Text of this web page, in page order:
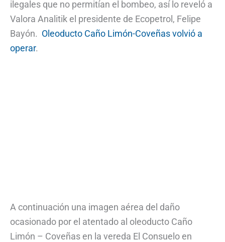
ilegales que no permitían el bombeo, así lo reveló a
Valora Analitik el presidente de Ecopetrol, Felipe
Bayón. Oleoducto Caño Limón-Coveñas volvió a
operar.
A continuación una imagen aérea del daño
ocasionado por el atentado al oleoducto Caño
Limón – Coveñas en la vereda El Consuelo en